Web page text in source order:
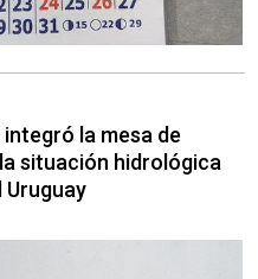
la mesa de
situación hidrológica
Uruguay